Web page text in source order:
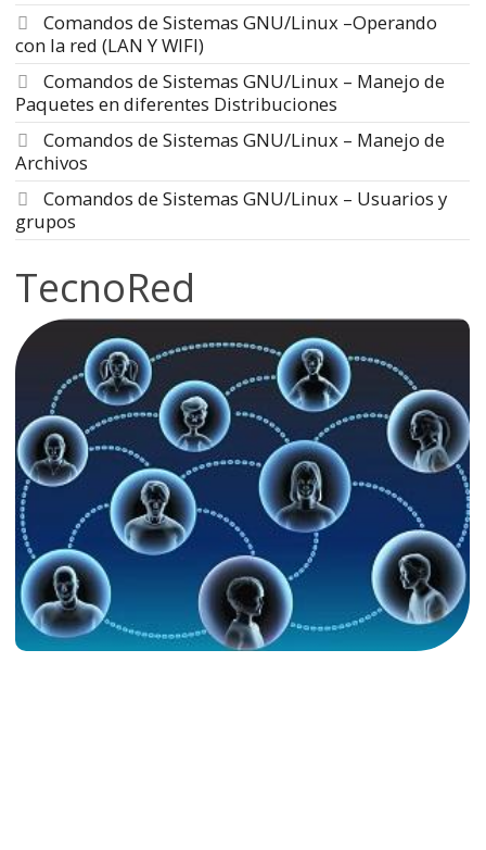
Comandos de Sistemas GNU/Linux –Operando
con la red (LAN Y WIFI)
Comandos de Sistemas GNU/Linux – Manejo de
Paquetes en diferentes Distribuciones
Comandos de Sistemas GNU/Linux – Manejo de
Archivos
Comandos de Sistemas GNU/Linux – Usuarios y
grupos
TecnoRed